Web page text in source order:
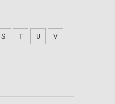
S T U V